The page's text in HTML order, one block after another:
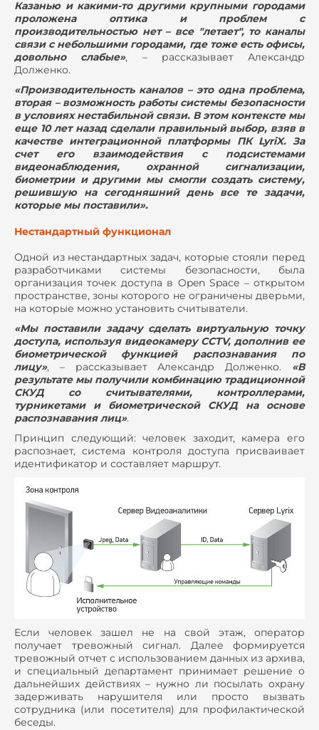
Казанью и какими-то другими крупными городами
проложена оптика и проблем с
производительностью нет – все "летает", то каналы
связи с небольшими городами, где тоже есть офисы,
довольно слабые», – рассказывает Александр
Долженко.
«Производительность каналов – это одна проблема,
вторая – возможность работы системы безопасности
в условиях нестабильной связи. В этом контексте мы
еще 10 лет назад сделали правильный выбор, взяв в
качестве интеграционной платформы ПК LyriX. За
счет его взаимодействия с подсистемами
видеонаблюдения, охранной сигнализации,
биометрии и другими мы смогли создать систему,
решившую на сегодняшний день все те задачи,
которые мы поставили».
Нестандартный функционал
Одной из нестандартных задач, которые стояли перед
разработчиками системы безопасности, была
организация точек доступа в Open Space – открытом
пространстве, зоны которого не ограничены дверьми,
на которые можно установить считыватели.
«Мы поставили задачу сделать виртуальную точку
доступа, используя видеокамеру CCTV, дополнив ее
биометрической функцией распознавания по
лицу», – рассказывает Александр Долженко. «В
результате мы получили комбинацию традиционной
СКУД со считывателями, контроллерами,
турникетами и биометрической СКУД на основе
распознавания лиц».
Принцип следующий: человек заходит, камера его
распознает, система контроля доступа присваивает
идентификатор и составляет маршрут.
Если человек зашел не на свой этаж, оператор
получает тревожный сигнал. Далее формируется
тревожный отчет с использованием данных из архива,
и специальный департамент принимает решение о
дальнейших действиях – нужно ли посылать охрану
задерживать нарушителя или просто вызвать
сотрудника (или посетителя) для профилактической
беседы.